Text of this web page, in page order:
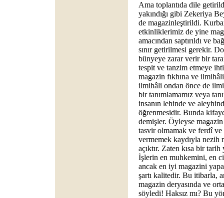
Ama toplantıda dile
yakındığı gibi Zekeriya
de magazinleştirildi.
etkinliklerimiz de yine
amacından saptırıldı ve
sınır getirilmesi gerekir.
bünyeye zarar verir bir
tespit ve tanzim etmeye
magazin fıkhına ve
ilmihâli ondan önce de
bir tanımlamamız veya
insanın lehinde ve
öğrenmesidir. Bunda
demişler. Öyleyse
tasvir olmamak ve ferdî
vermemek kaydıyla nezih
açıktır. Zaten kısa bir
İşlerin en muhkemini, en
ancak en iyi magazini
şartı kalitedir. Bu itibarla,
magazin deryasında ve
söyledi! Haksız mı? Bu